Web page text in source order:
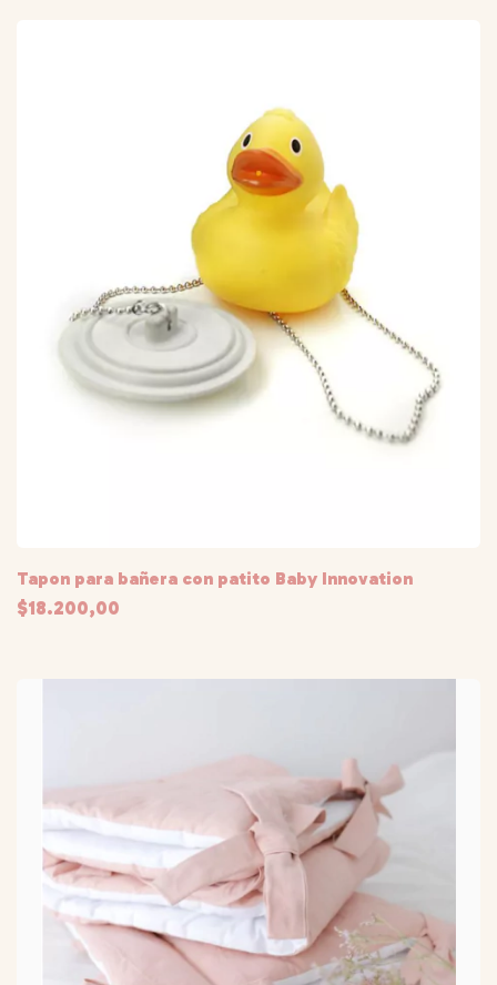
Tapon para bañera con patito Baby Innovation
$18.200,00